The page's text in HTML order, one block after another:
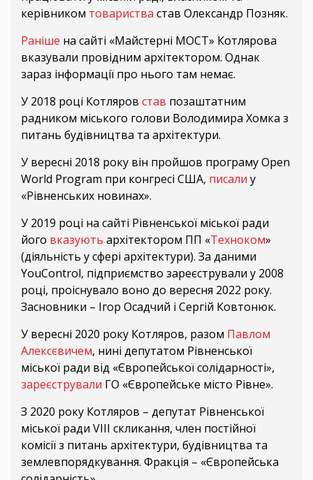
керівником товариства став Олександр Позняк.
Раніше на сайті «Майстерні МОСТ» Котлярова
вказували провідним архітектором. Однак
зараз інформації про нього там немає.
У 2018 році Котляров став позаштатним
радником міського голови Володимира Хомка з
питань будівництва та архітектури.
У вересні 2018 року він пройшов програму Open
World Program при конгресі США, писали у
«Рівненських новинах».
У 2019 році на сайті Рівненської міської ради
його вказують архітектором ПП «Техноком»
(діяльність у сфері архітектури). За даними
YouControl, підприємство зареєстрували у 2008
році, проіснувало воно до вересня 2022 року.
Засновники – Ігор Осадчий і Сергій Ковтонюк.
У вересні 2020 року Котляров, разом Павлом
Алексєвичем, нині депутатом Рівненської
міської ради від «Європейської солідарності»,
зареєстрували ГО «Європейське місто Рівне».
З 2020 року Котляров – депутат Рівненської
міської ради VIII скликання, член постійної
комісії з питань архітектури, будівництва та
землевпорядкування. Фракція – «Європейська